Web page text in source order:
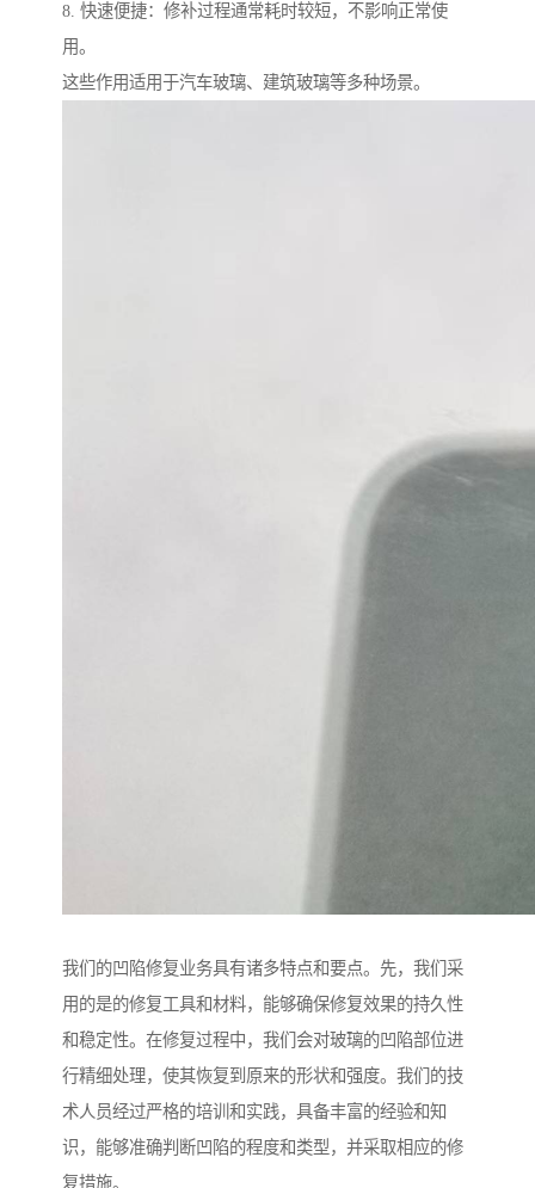
8. 快速便捷：修补过程通常耗时较短，不影响正常使
用。
这些作用适用于汽车玻璃、建筑玻璃等多种场景。
我们的凹陷修复业务具有诸多特点和要点。先，我们采
用的是的修复工具和材料，能够确保修复效果的持久性
和稳定性。在修复过程中，我们会对玻璃的凹陷部位进
行精细处理，使其恢复到原来的形状和强度。我们的技
术人员经过严格的培训和实践，具备丰富的经验和知
识，能够准确判断凹陷的程度和类型，并采取相应的修
复措施。